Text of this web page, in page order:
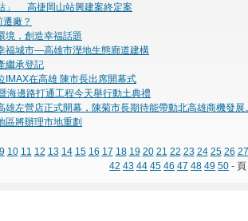
」 高捷岡山站興建案終定案
廠？
境，創造幸福話題
福城市—高雄市溼地生態廊道建構
繼承登記
IMAX在高雄 陳市長出席開幕式
海邊路打通工程今天舉行動土典禮
雄左營店正式開幕，陳菊市長期待能帶動北高雄商機發展
區將辦理市地重劃
9 10 11 12 13 14 15 16 17 18 19 20 21 22 23 24 25 26 27
42 43 44 45 46 47 48 49 50 - 頁